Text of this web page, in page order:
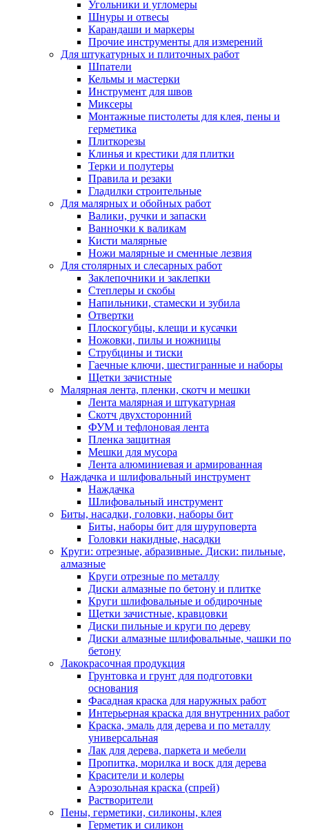
Угольники и угломеры
Шнуры и отвесы
Карандаши и маркеры
Прочие инструменты для измерений
Для штукатурных и плиточных работ
Шпатели
Кельмы и мастерки
Инструмент для швов
Миксеры
Монтажные пистолеты для клея, пены и
герметика
Плиткорезы
Клинья и крестики для плитки
Терки и полутеры
Правила и резаки
Гладилки строительные
Для малярных и обойных работ
Валики, ручки и запаски
Ванночки к валикам
Кисти малярные
Ножи малярные и сменные лезвия
Для столярных и слесарных работ
Заклепочники и заклепки
Степлеры и скобы
Напильники, стамески и зубила
Отвертки
Плоскогубцы, клещи и кусачки
Ножовки, пилы и ножницы
Струбцины и тиски
Гаечные ключи, шестигранные и наборы
Щетки зачистные
Малярная лента, пленки, скотч и мешки
Лента малярная и штукатурная
Скотч двухсторонний
ФУМ и тефлоновая лента
Пленка защитная
Мешки для мусора
Лента алюминиевая и армированная
Наждачка и шлифовальный инструмент
Наждачка
Шлифовальный инструмент
Биты, насадки, головки, наборы бит
Биты, наборы бит для шуруповерта
Головки накидные, насадки
Круги: отрезные, абразивные. Диски: пильные,
алмазные
Круги отрезные по металлу
Диски алмазные по бетону и плитке
Круги шлифовальные и обдирочные
Щетки зачистные, кравцовки
Диски пильные и круги по дереву
Диски алмазные шлифовальные, чашки по
бетону
Лакокрасочная продукция
Грунтовка и грунт для подготовки
основания
Фасадная краска для наружных работ
Интерьерная краска для внутренних работ
Краска, эмаль для дерева и по металлу
универсальная
Лак для дерева, паркета и мебели
Пропитка, морилка и воск для дерева
Красители и колеры
Аэрозольная краска (спрей)
Растворители
Пены, герметики, силиконы, клея
Герметик и силикон